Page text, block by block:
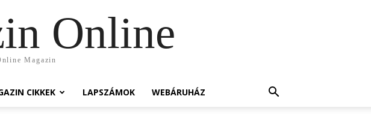
Online
Magazin
CIKKEK LAPSZÁMOK WEBÁRUHÁZ